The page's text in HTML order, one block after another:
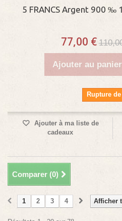
5 FRANCS Argent 900 ‰
77,00 €
Ajouter au panier
Rupture
Ajouter à ma liste de
cadeaux
Comparer (0)
Afficher
1 2 3 4